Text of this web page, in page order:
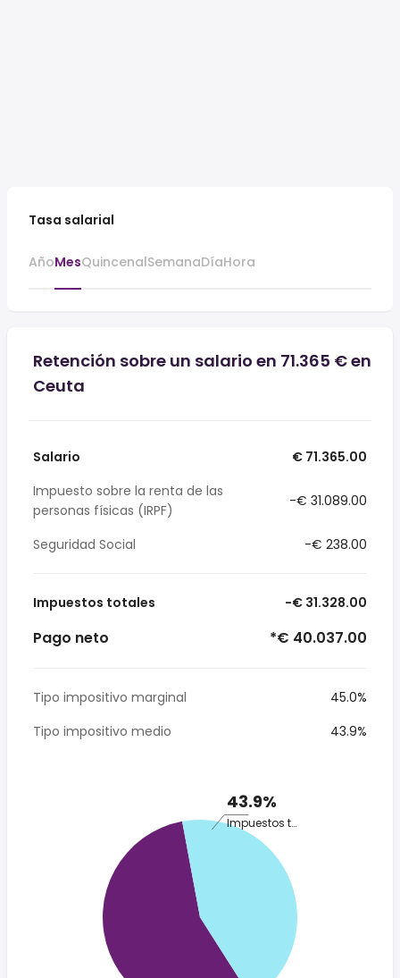
Tasa salarial
AñoMesQuincenalSemanaDíaHora
Retención sobre un salario en 71.365 € en
Ceuta
Salario
€ 71.365.00
Impuesto sobre la renta de las
personas físicas (IRPF)
-€ 31.089.00
Seguridad Social -€ 238.00
Impuestos totales -€ 31.328.00
Pago neto *€ 40.037.00
Tipo impositivo marginal
45.0%
Tipo impositivo medio
43.9%
43.9%
Impuestos totales